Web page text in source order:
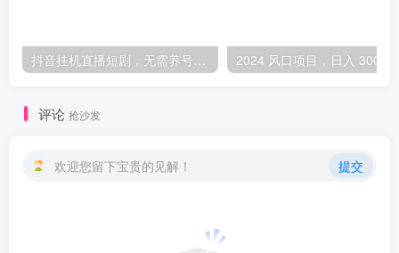
抖音挂机直播短剧，无需养号私域一天变现500+-品小先项目发源地
评论 抢沙发
欢迎您留下宝贵的见解！ 提交